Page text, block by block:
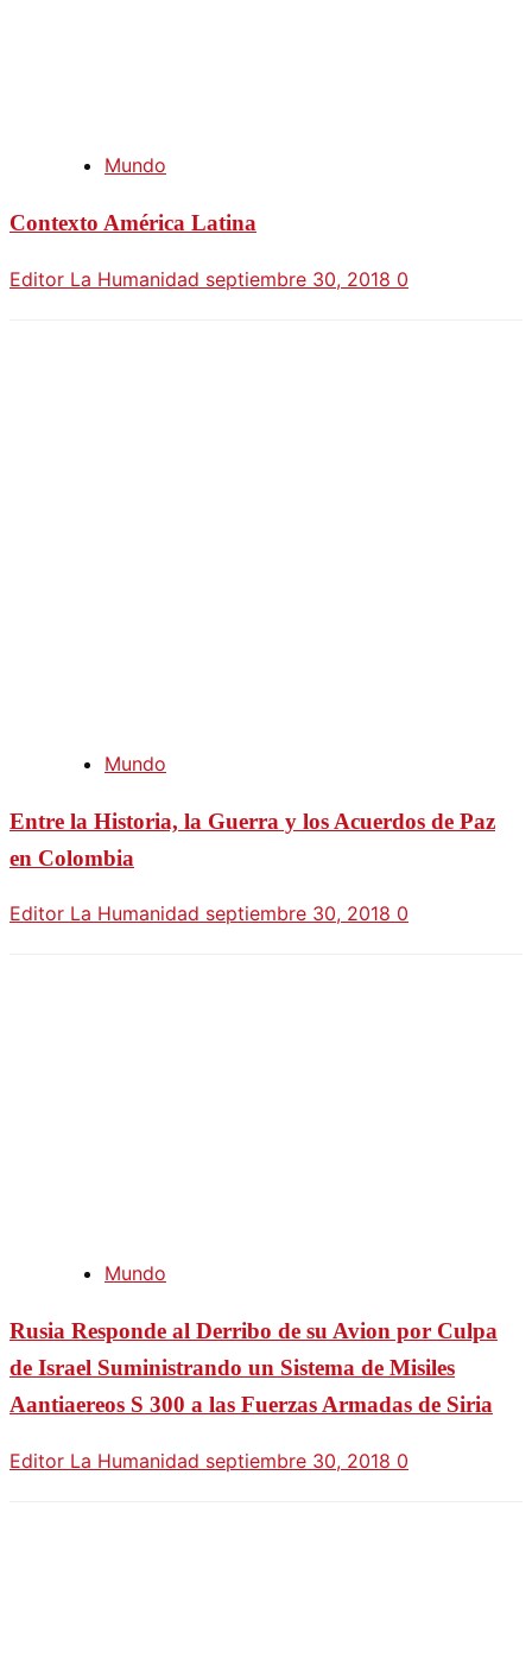
Mundo
Contexto América Latina
Editor La Humanidad septiembre 30, 2018 0
Mundo
Entre la Historia, la Guerra y los Acuerdos de Paz
en Colombia
Editor La Humanidad septiembre 30, 2018 0
Mundo
Rusia Responde al Derribo de su Avion por Culpa
de Israel Suministrando un Sistema de Misiles
Aantiaereos S 300 a las Fuerzas Armadas de Siria
Editor La Humanidad septiembre 30, 2018 0